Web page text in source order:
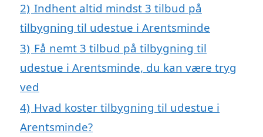
2) Indhent altid mindst 3 tilbud på
tilbygning til udestue i Arentsminde
3) Få nemt 3 tilbud på tilbygning til
udestue i Arentsminde, du kan være tryg
ved
4) Hvad koster tilbygning til udestue i
Arentsminde?